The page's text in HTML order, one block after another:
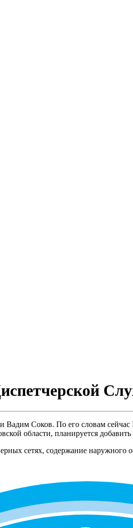
Соков. По его словам
области, планируется
сетях, содержание наружного